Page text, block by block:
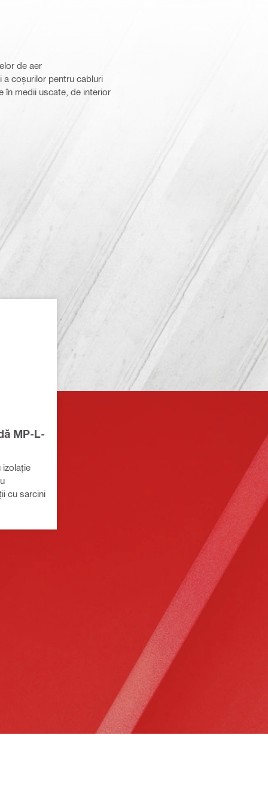
de aer
a coșurilor pentru cabluri
în medii uscate, de interior
MP-L-
izolație
cu sarcini